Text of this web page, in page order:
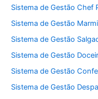
Sistema de Gestão Chef
Sistema de Gestão
Sistema de Gestão
Sistema de Gestão
Sistema de Gestão
Sistema de Gestão